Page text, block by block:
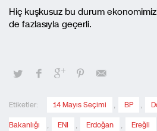
Hiç kuşkusuz bu durum
de fazlasıyla geçerli.
Etiketler: 14 Mayıs Seçimi , BP ,
Bakanlığı , ENI , Erdoğan , Ereğli